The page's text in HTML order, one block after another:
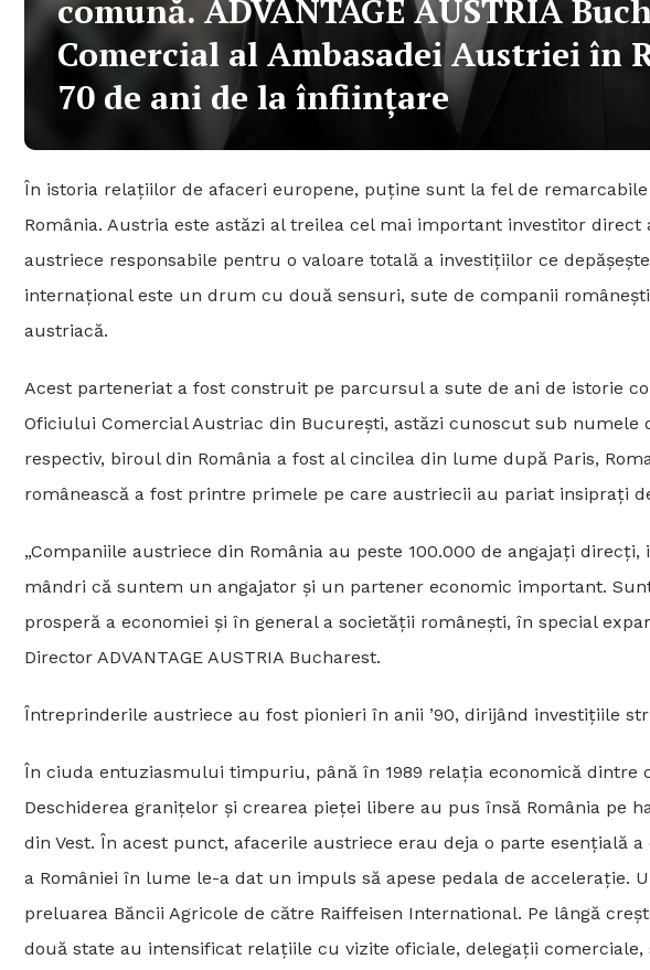
comună. ADVANTAGE AUSTRIA
Comercial al Ambasadei Austriei în
70 de ani de la înființare
În istoria relațiilor de afaceri europene, puține sunt la fel de
România. Austria este astăzi al treilea cel mai important investitor direct
austriece responsabile pentru o valoare totală a investițiilor ce
internațional este un drum cu două sensuri, sute de companii
austriacă.
Acest parteneriat a fost construit pe parcursul a sute de ani de istorie
Oficiului Comercial Austriac din București, astăzi cunoscut sub numele
respectiv, biroul din România a fost al cincilea din lume după Paris,
românească a fost printre primele pe care austriecii au pariat insiprați
„Companiile austriece din România au peste 100.000 de angajați
mândri că suntem un angajator și un partener economic important.
prosperă a economiei și în general a societății românești, în special
Director ADVANTAGE AUSTRIA Bucharest.
Întreprinderile austriece au fost pionieri în anii ’90, dirijând investițiile
În ciuda entuziasmului timpuriu, până în 1989 relația economică dintre
Deschiderea granițelor și crearea pieței libere au pus însă România pe
din Vest. În acest punct, afacerile austriece erau deja o parte esențială
a României în lume le-a dat un impuls să apese pedala de accelerație.
preluarea Băncii Agricole de către Raiffeisen International. Pe lângă
două state au intensificat relațiile cu vizite oficiale, delegații